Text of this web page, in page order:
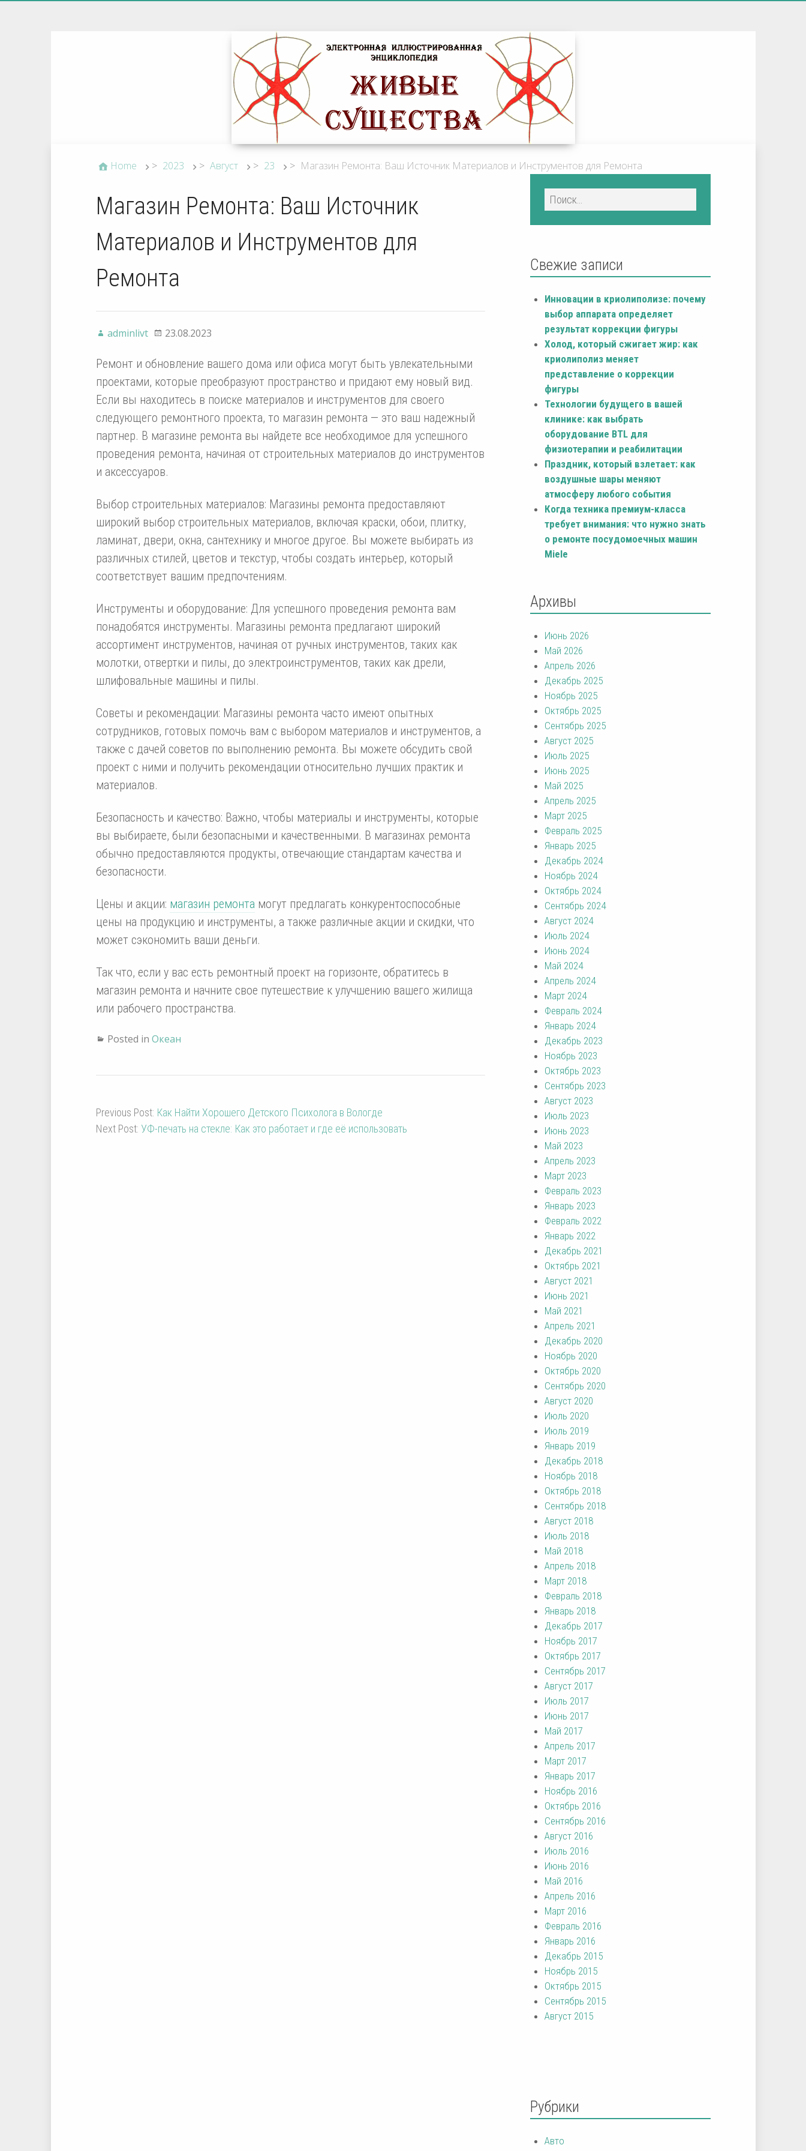
Home > 2023 > Август > 23 > Магазин Ремонта: Ваш Источник Материалов и Инструментов для Ремонта
Магазин Ремонта: Ваш Источник
Материалов и Инструментов для
Ремонта
adminlivt 23.08.2023
Ремонт и обновление вашего дома или офиса могут быть увлекательными
проектами, которые преобразуют пространство и придают ему новый вид.
Если вы находитесь в поиске материалов и инструментов для своего
следующего ремонтного проекта, то магазин ремонта — это ваш надежный
партнер. В магазине ремонта вы найдете все необходимое для успешного
проведения ремонта, начиная от строительных материалов до инструментов
и аксессуаров.
Выбор строительных материалов: Магазины ремонта предоставляют
широкий выбор строительных материалов, включая краски, обои, плитку,
ламинат, двери, окна, сантехнику и многое другое. Вы можете выбирать из
различных стилей, цветов и текстур, чтобы создать интерьер, который
соответствует вашим предпочтениям.
Инструменты и оборудование: Для успешного проведения ремонта вам
понадобятся инструменты. Магазины ремонта предлагают широкий
ассортимент инструментов, начиная от ручных инструментов, таких как
молотки, отвертки и пилы, до электроинструментов, таких как дрели,
шлифовальные машины и пилы.
Советы и рекомендации: Магазины ремонта часто имеют опытных
сотрудников, готовых помочь вам с выбором материалов и инструментов, а
также с дачей советов по выполнению ремонта. Вы можете обсудить свой
проект с ними и получить рекомендации относительно лучших практик и
материалов.
Безопасность и качество: Важно, чтобы материалы и инструменты, которые
вы выбираете, были безопасными и качественными. В магазинах ремонта
обычно предоставляются продукты, отвечающие стандартам качества и
безопасности.
Цены и акции: магазин ремонта могут предлагать конкурентоспособные
цены на продукцию и инструменты, а также различные акции и скидки, что
может сэкономить ваши деньги.
Так что, если у вас есть ремонтный проект на горизонте, обратитесь в
магазин ремонта и начните свое путешествие к улучшению вашего жилища
или рабочего пространства.
Posted in Океан
Previous Post: Как Найти Хорошего Детского Психолога в Вологде
Next Post: УФ-печать на стекле: Как это работает и где её использовать
Свежие записи
Инновации в криолиполизе: почему
выбор аппарата определяет
результат коррекции фигуры
Холод, который сжигает жир: как
криолиполиз меняет
представление о коррекции
фигуры
Технологии будущего в вашей
клинике: как выбрать
оборудование BTL для
физиотерапии и реабилитации
Праздник, который взлетает: как
воздушные шары меняют
атмосферу любого события
Когда техника премиум-класса
требует внимания: что нужно знать
о ремонте посудомоечных машин
Miele
Архивы
Июнь 2026
Май 2026
Апрель 2026
Декабрь 2025
Ноябрь 2025
Октябрь 2025
Сентябрь 2025
Август 2025
Июль 2025
Июнь 2025
Май 2025
Апрель 2025
Март 2025
Февраль 2025
Январь 2025
Декабрь 2024
Ноябрь 2024
Октябрь 2024
Сентябрь 2024
Август 2024
Июль 2024
Июнь 2024
Май 2024
Апрель 2024
Март 2024
Февраль 2024
Январь 2024
Декабрь 2023
Ноябрь 2023
Октябрь 2023
Сентябрь 2023
Август 2023
Июль 2023
Июнь 2023
Май 2023
Апрель 2023
Март 2023
Февраль 2023
Январь 2023
Февраль 2022
Январь 2022
Декабрь 2021
Октябрь 2021
Август 2021
Июнь 2021
Май 2021
Апрель 2021
Декабрь 2020
Ноябрь 2020
Октябрь 2020
Сентябрь 2020
Август 2020
Июль 2020
Июль 2019
Январь 2019
Декабрь 2018
Ноябрь 2018
Октябрь 2018
Сентябрь 2018
Август 2018
Июль 2018
Май 2018
Апрель 2018
Март 2018
Февраль 2018
Январь 2018
Декабрь 2017
Ноябрь 2017
Октябрь 2017
Сентябрь 2017
Август 2017
Июль 2017
Июнь 2017
Май 2017
Апрель 2017
Март 2017
Январь 2017
Ноябрь 2016
Октябрь 2016
Сентябрь 2016
Август 2016
Июль 2016
Июнь 2016
Май 2016
Апрель 2016
Март 2016
Февраль 2016
Январь 2016
Декабрь 2015
Ноябрь 2015
Октябрь 2015
Сентябрь 2015
Август 2015
Рубрики
Авто